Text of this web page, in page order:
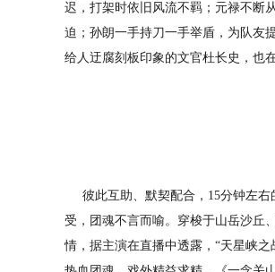
迟，打架时依旧风流不羁；元禄不断
迫；孙朗一手持刀一手举盾，为队
给人迂腐刻板印象的文官杜长史，也
彼此互助、默契配合，15分钟左右
受，团魂不言而喻。穿梭于山岳沙丘
情，据主演在直播中透露，“天星峡